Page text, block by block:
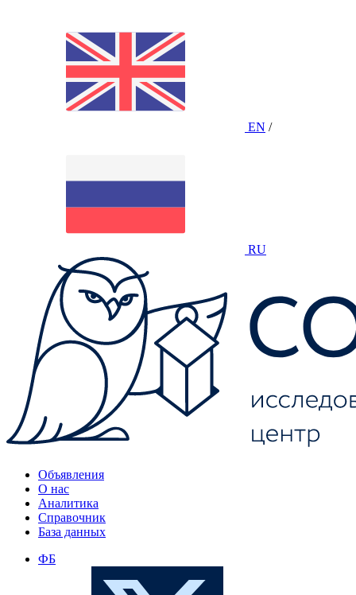
EN /
RU
Объявления
О нас
Аналитика
Справочник
База данных
ФБ